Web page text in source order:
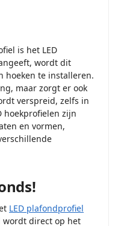
is het LED
wordt dit
hoeken te installeren.
maar zorgt er ook
verspreid, zelfs in
hoekprofielen zijn
en vormen,
LED plafondprofiel
wordt direct op het